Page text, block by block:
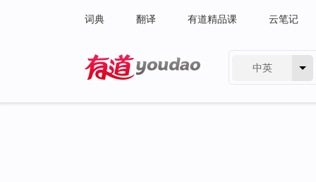
词典 翻译 有道精品课 云笔记
中英